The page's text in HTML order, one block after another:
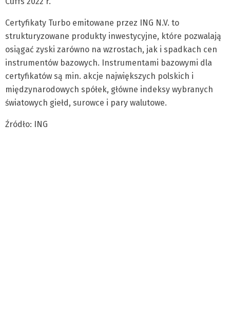
Certyfikaty Turbo emitowane przez ING N.V. to
strukturyzowane produkty inwestycyjne, które pozwalają
osiągać zyski zarówno na wzrostach, jak i spadkach cen
instrumentów bazowych. Instrumentami bazowymi dla
certyfikatów są min. akcje największych polskich i
międzynarodowych spółek, główne indeksy wybranych
światowych giełd, surowce i pary walutowe.
Źródło: ING